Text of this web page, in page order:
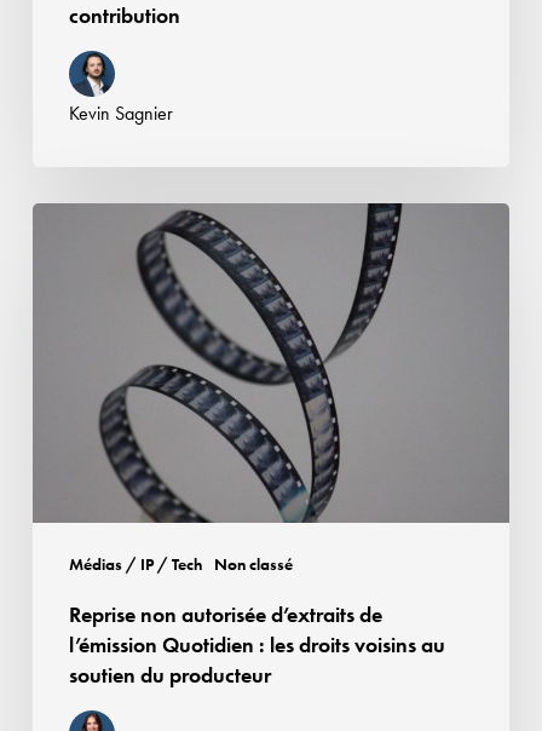
contribution
Kevin Sagnier
Médias / IP / Tech Non classé
Quotidien
droits
voisins
soutienReprise non autorisée d’extraits de
l’émission Quotidien : les droits voisins au
soutien du producteur